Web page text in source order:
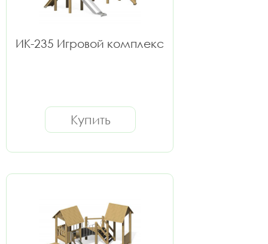
ИК-235 Игровой комплекс
Купить